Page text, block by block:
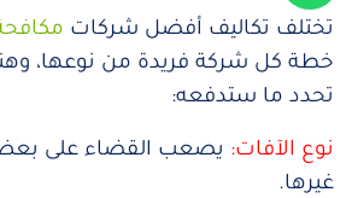
تختلف تكاليف أفضل شركات
خطة كل شركة فريدة من نوعها،
تحدد ما ستدفعه:
نوع الآفات: يصعب القضاء على بعض
غيرها.